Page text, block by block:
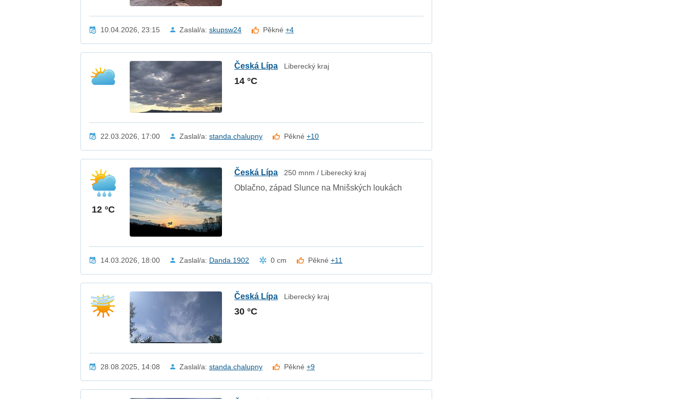
10.04.2026, 23:15 Zaslal/a:skupsw24 Pěkné+4
Česká Lípa Liberecký kraj
14 °C
22.03.2026, 17:00 Zaslal/a:standa.chalupny Pěkné+10
12 °C
Česká Lípa 250 mnm / Liberecký kraj
Oblačno, západ Slunce na Mnišských loukách
14.03.2026, 18:00 Zaslal/a: Danda.1902 0 cm Pěkné+11
Česká Lípa Liberecký kraj
30 °C
28.08.2025, 14:08 Zaslal/a:standa.chalupny Pěkné+9